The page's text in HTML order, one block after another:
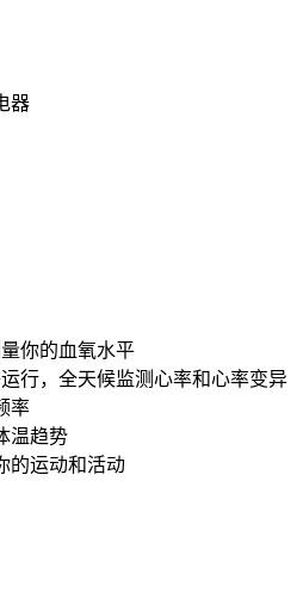
器
你的血氧水平
行，全天候监测心率和心率变异
率
温趋势
的运动和活动